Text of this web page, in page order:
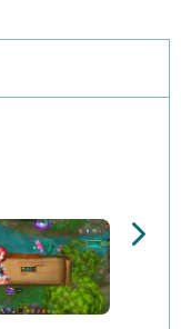
rahip olarak
geliştirilecektir.
işlemleri
ve epik
aynı